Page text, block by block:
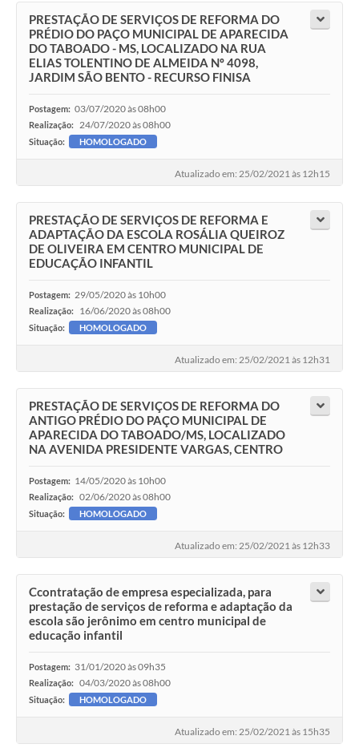
PRESTAÇÃO DE SERVIÇOS DE REFORMA DO
PRÉDIO DO PAÇO MUNICIPAL DE APARECIDA
DO TABOADO - MS, LOCALIZADO NA RUA
ELIAS TOLENTINO DE ALMEIDA Nº 4098,
JARDIM SÃO BENTO - RECURSO FINISA
Postagem: 03/07/2020 às 08h00
Realização: 24/07/2020 às 08h00
Situação: HOMOLOGADO
Atualizado em: 25/02/2021 às 12h15
PRESTAÇÃO DE SERVIÇOS DE REFORMA E
ADAPTAÇÃO DA ESCOLA ROSÁLIA QUEIROZ
DE OLIVEIRA EM CENTRO MUNICIPAL DE
EDUCAÇÃO INFANTIL
Postagem: 29/05/2020 às 10h00
Realização: 16/06/2020 às 08h00
Situação: HOMOLOGADO
Atualizado em: 25/02/2021 às 12h31
PRESTAÇÃO DE SERVIÇOS DE REFORMA DO
ANTIGO PRÉDIO DO PAÇO MUNICIPAL DE
APARECIDA DO TABOADO/MS, LOCALIZADO
NA AVENIDA PRESIDENTE VARGAS, CENTRO
Postagem: 14/05/2020 às 10h00
Realização: 02/06/2020 às 08h00
Situação: HOMOLOGADO
Atualizado em: 25/02/2021 às 12h33
Ccontratação de empresa especializada, para
prestação de serviços de reforma e adaptação da
escola são jerônimo em centro municipal de
educação infantil
Postagem: 31/01/2020 às 09h35
Realização: 04/03/2020 às 08h00
Situação: HOMOLOGADO
Atualizado em: 25/02/2021 às 15h35